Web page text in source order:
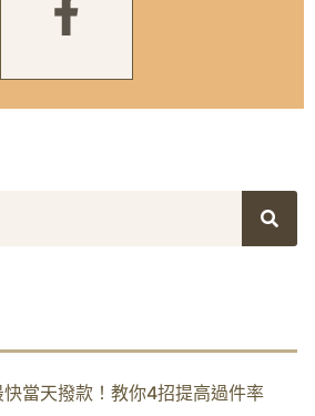
當天撥款！教你4招提高過件率